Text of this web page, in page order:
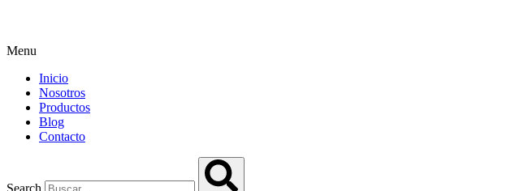
Menu
Inicio
Nosotros
Productos
Blog
Contacto
Search